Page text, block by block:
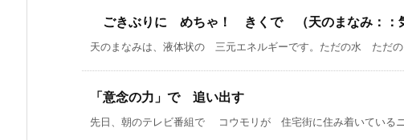
ごきぶりに めちゃ！ きくで （天のまなみ：：
天のまなみは、液体状の 三元エネルギーです。ただの水 た
「意念の力」で 追い出す
先日、朝のテレビ番組で コウモリが 住宅街に住み着いている